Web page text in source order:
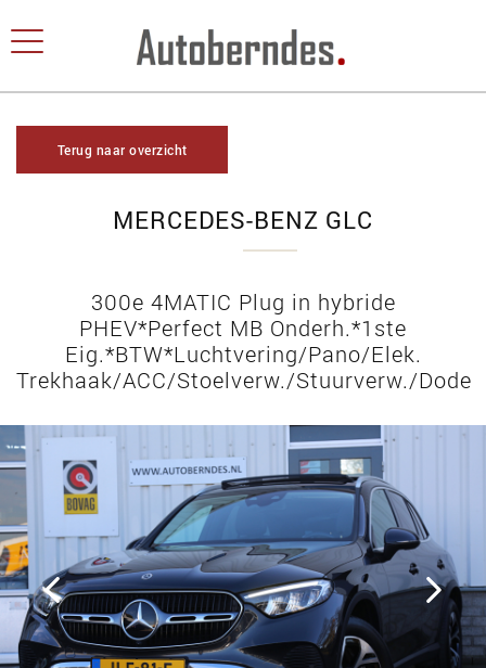
Terug naar overzicht
MERCEDES-BENZ GLC
300e 4MATIC Plug in hybride
PHEV*Perfect MB Onderh.*1ste
Eig.*BTW*Luchtvering/Pano/Elek.
Trekhaak/ACC/Stoelverw./Stuurverw./Dode